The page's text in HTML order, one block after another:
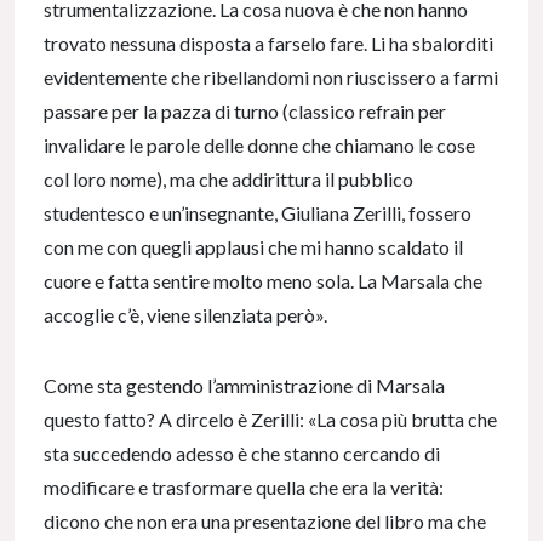
strumentalizzazione. La cosa nuova è che non hanno
trovato nessuna disposta a farselo fare. Li ha sbalorditi
evidentemente che ribellandomi non riuscissero a farmi
passare per la pazza di turno (classico refrain per
invalidare le parole delle donne che chiamano le cose
col loro nome), ma che addirittura il pubblico
studentesco e un’insegnante, Giuliana Zerilli, fossero
con me con quegli applausi che mi hanno scaldato il
cuore e fatta sentire molto meno sola. La Marsala che
accoglie c’è, viene silenziata però».
Come sta gestendo l’amministrazione di Marsala
questo fatto? A dircelo è Zerilli: «La cosa più brutta che
sta succedendo adesso è che stanno cercando di
modificare e trasformare quella che era la verità:
dicono che non era una presentazione del libro ma che